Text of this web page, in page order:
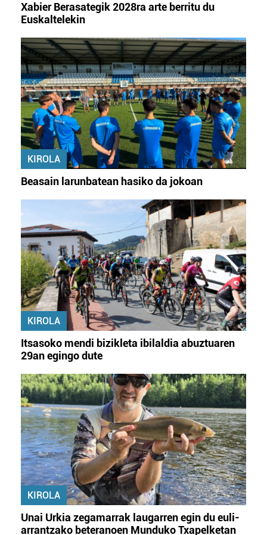
Xabier Berasategik 2028ra arte berritu du
Euskaltelekin
KIROLA
Beasain larunbatean hasiko da jokoan
KIROLA
Itsasoko mendi bizikleta ibilaldia abuztuaren
29an egingo dute
KIROLA
Unai Urkia zegamarrak laugarren egin du euli-
arrantzako beteranoen Munduko Txapelketan